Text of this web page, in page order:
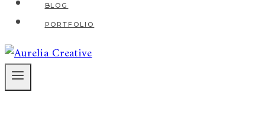
BLOG
PORTFOLIO